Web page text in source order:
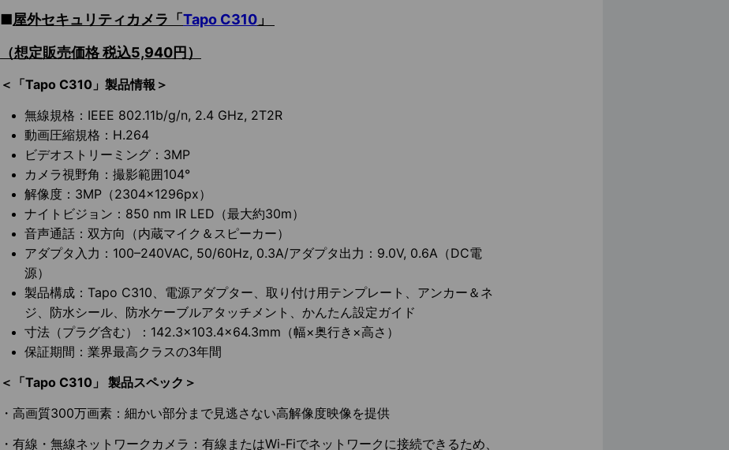
■屋外セキュリティカメラ「 Tapo C310 」
（想定販売価格税込5,940円）
＜「Tapo C310」製品情報＞
無線規格：IEEE 802.11b/g/n, 2.4 GHz, 2T2R
動画圧縮規格：H.264
ビデオストリーミング：3MP
カメラ視野角：撮影範囲104°
解像度：3MP（2304×1296px）
ナイトビジョン：850 nm IR LED（最大約30m）
音声通話：双方向（内蔵マイク＆スピーカー）
アダプタ入力：100–240VAC, 50/60Hz, 0.3A/アダプタ出力：9.0V, 0.6A（DC電
源）
製品構成：Tapo C310、電源アダプター、取り付け用テンプレート、アンカー＆ネ
ジ、防水シール、防水ケーブルアタッチメント、かんたん設定ガイド
寸法（プラグ含む）：142.3×103.4×64.3mm（幅×奥行き×高さ）
保証期間：業界最高クラスの3年間
＜「Tapo C310」 製品スペック＞
・高画質300万画素：細かい部分まで見逃さない高解像度映像を提供
・有線・無線ネットワークカメラ：有線またはWi-Fiでネットワークに接続できるため、